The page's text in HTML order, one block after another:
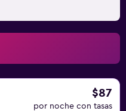
$87
por noche con tasas